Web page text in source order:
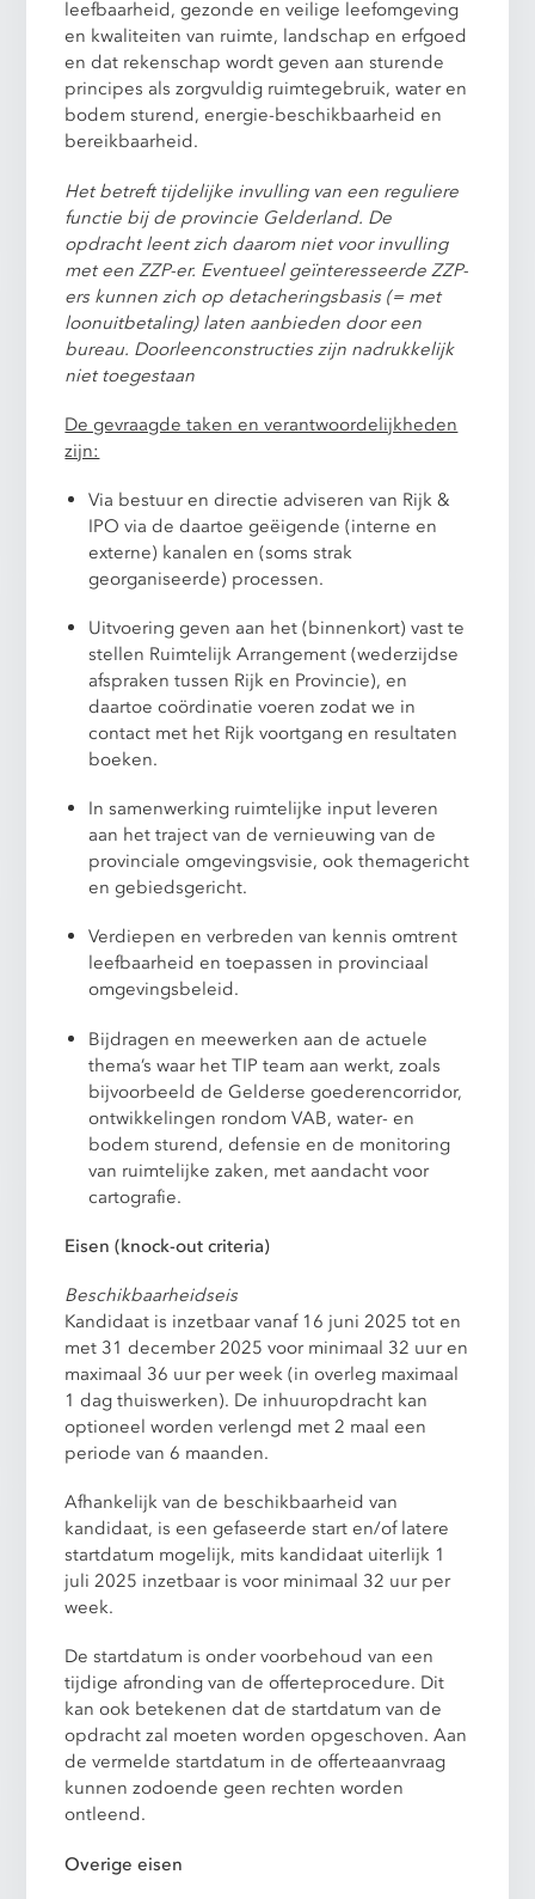
leefbaarheid, gezonde en veilige leefomgeving
en kwaliteiten van ruimte, landschap en erfgoed
en dat rekenschap wordt geven aan sturende
principes als zorgvuldig ruimtegebruik, water en
bodem sturend, energie-beschikbaarheid en
bereikbaarheid.
Het betreft tijdelijke invulling van een reguliere
functie bij de provincie Gelderland. De
opdracht leent zich daarom niet voor invulling
met een ZZP-er. Eventueel geïnteresseerde ZZP-
ers kunnen zich op detacheringsbasis (= met
loonuitbetaling) laten aanbieden door een
bureau. Doorleenconstructies zijn nadrukkelijk
niet toegestaan
De gevraagde taken en verantwoordelijkheden
zijn:
Via bestuur en directie adviseren van Rijk &
IPO via de daartoe geëigende (interne en
externe) kanalen en (soms strak
georganiseerde) processen.
Uitvoering geven aan het (binnenkort) vast te
stellen Ruimtelijk Arrangement (wederzijdse
afspraken tussen Rijk en Provincie), en
daartoe coördinatie voeren zodat we in
contact met het Rijk voortgang en resultaten
boeken.
In samenwerking ruimtelijke input leveren
aan het traject van de vernieuwing van de
provinciale omgevingsvisie, ook themagericht
en gebiedsgericht.
Verdiepen en verbreden van kennis omtrent
leefbaarheid en toepassen in provinciaal
omgevingsbeleid.
Bijdragen en meewerken aan de actuele
thema’s waar het TIP team aan werkt, zoals
bijvoorbeeld de Gelderse goederencorridor,
ontwikkelingen rondom VAB, water- en
bodem sturend, defensie en de monitoring
van ruimtelijke zaken, met aandacht voor
cartografie.
Eisen (knock-out criteria)
Beschikbaarheidseis
Kandidaat is inzetbaar vanaf 16 juni 2025 tot en
met 31 december 2025 voor minimaal 32 uur en
maximaal 36 uur per week (in overleg maximaal
1 dag thuiswerken). De inhuuropdracht kan
optioneel worden verlengd met 2 maal een
periode van 6 maanden.
Afhankelijk van de beschikbaarheid van
kandidaat, is een gefaseerde start en/of latere
startdatum mogelijk, mits kandidaat uiterlijk 1
juli 2025 inzetbaar is voor minimaal 32 uur per
week.
De startdatum is onder voorbehoud van een
tijdige afronding van de offerteprocedure. Dit
kan ook betekenen dat de startdatum van de
opdracht zal moeten worden opgeschoven. Aan
de vermelde startdatum in de offerteaanvraag
kunnen zodoende geen rechten worden
ontleend.
Overige eisen